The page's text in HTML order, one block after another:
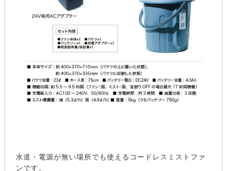
水道・電源が無い場所でも使えるコードレスミストファ
ンです。